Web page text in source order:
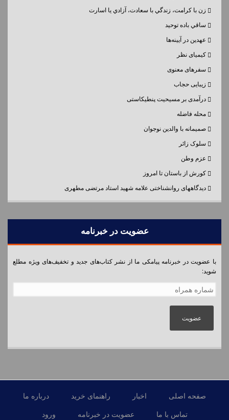
زن با كرامت، زندگي با سعادت، آزادي يا اسارت
ساقي باده توحيد
عهدین در آیینه‌ها
کیمیای نظر
سفرهای معنوی
زیبایی حجاب
درآمدی بر مسیحیت پنطیکاستی
محله فاضله
صمیمانه با والدین نوجوان
سلوک زائر
عزم وطن
کورش از باستان تا امروز
دیدگاههای روانشناختی علامه شهید استاد مرتضی مطهری
عضویت در خبرنامه
با عضویت در خبرنامه پیامکی ما از نشر کتاب‌های جدید و تخفیف‌های ویژه مطلع
شوید:
شماره همراه
*
صفحه اصلی اخبار راهنمای خرید
درباره ما
تماس با ما
عضویت در خبرنامه ورود